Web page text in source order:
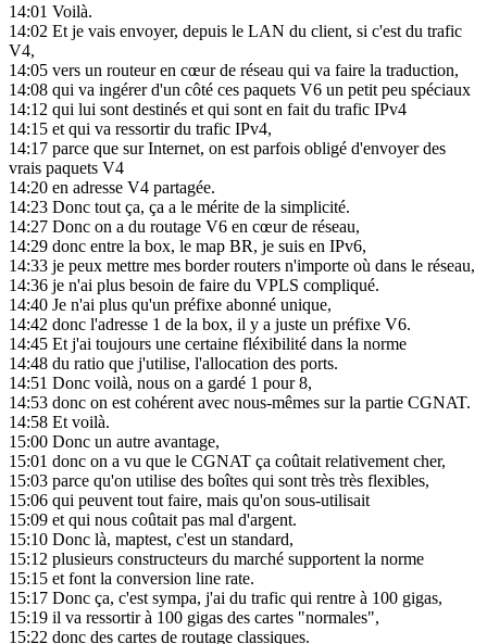
14:01 Voilà.
14:02 Et je vais envoyer, depuis le LAN du client, si c'est du trafic
V4,
14:05 vers un routeur en cœur de réseau qui va faire la traduction,
14:08 qui va ingérer d'un côté ces paquets V6 un petit peu spéciaux
14:12 qui lui sont destinés et qui sont en fait du trafic IPv4
14:15 et qui va ressortir du trafic IPv4,
14:17 parce que sur Internet, on est parfois obligé d'envoyer des
vrais paquets V4
14:20 en adresse V4 partagée.
14:23 Donc tout ça, ça a le mérite de la simplicité.
14:27 Donc on a du routage V6 en cœur de réseau,
14:29 donc entre la box, le map BR, je suis en IPv6,
14:33 je peux mettre mes border routers n'importe où dans le réseau,
14:36 je n'ai plus besoin de faire du VPLS compliqué.
14:40 Je n'ai plus qu'un préfixe abonné unique,
14:42 donc l'adresse 1 de la box, il y a juste un préfixe V6.
14:45 Et j'ai toujours une certaine fléxibilité dans la norme
14:48 du ratio que j'utilise, l'allocation des ports.
14:51 Donc voilà, nous on a gardé 1 pour 8,
14:53 donc on est cohérent avec nous-mêmes sur la partie CGNAT.
14:58 Et voilà.
15:00 Donc un autre avantage,
15:01 donc on a vu que le CGNAT ça coûtait relativement cher,
15:03 parce qu'on utilise des boîtes qui sont très très flexibles,
15:06 qui peuvent tout faire, mais qu'on sous-utilisait
15:09 et qui nous coûtait pas mal d'argent.
15:10 Donc là, maptest, c'est un standard,
15:12 plusieurs constructeurs du marché supportent la norme
15:15 et font la conversion line rate.
15:17 Donc ça, c'est sympa, j'ai du trafic qui rentre à 100 gigas,
15:19 il va ressortir à 100 gigas des cartes "normales",
15:22 donc des cartes de routage classiques.